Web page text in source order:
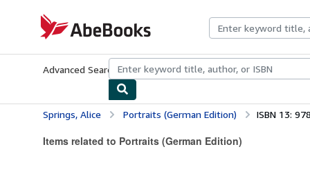
AbeBooks.com
Advanced Search Browse CollectionsRare BooksArt &
Springs, Alice Portraits (German Edition) ISBN 13:
Items related to Portraits (German Edition)